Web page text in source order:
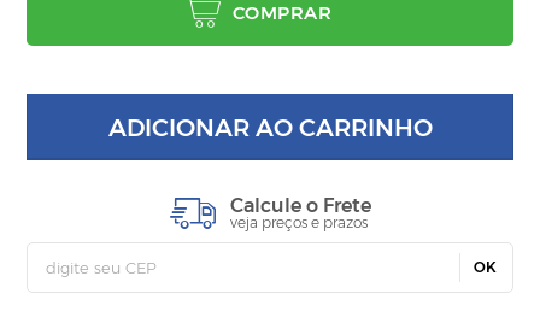
COMPRAR
ADICIONAR AO CARRINHO
Calcule o Frete
veja preços e prazos
OK